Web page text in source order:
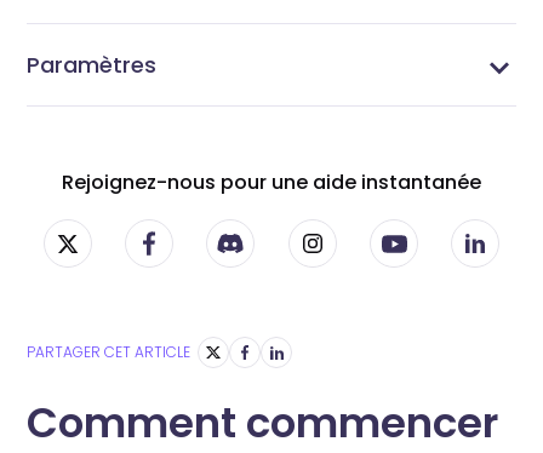
Paramètres
Rejoignez-nous pour une aide instantanée
PARTAGER CET ARTICLE
Comment commencer